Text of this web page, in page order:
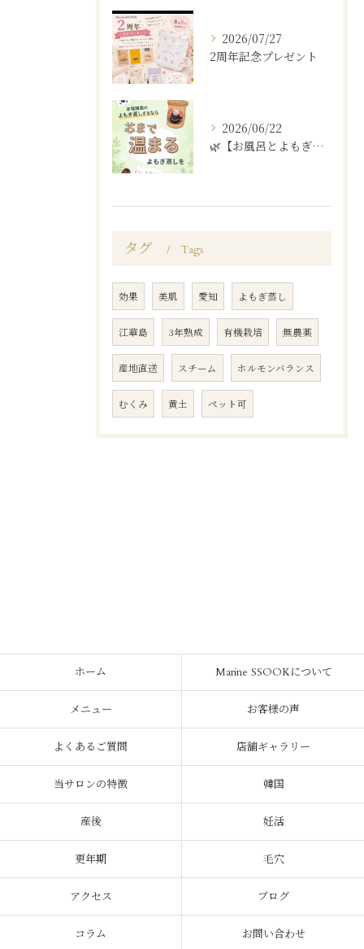
2026/07/27
2周年記念プレゼント
2026/06/22
🌿【お風呂とよもぎ蒸しの違い】🌿
タグ Tags
効果 美肌 愛知 よもぎ蒸し
江華島 3年熟成 有機栽培 無農薬
産地直送 スチーム ホルモンバランス
むくみ 黄土 ペット可
ホーム Marine SSOOKについて
メニュー お客様の声
よくあるご質問 店舗ギャラリー
当サロンの特徴 韓国
産後 妊活
更年期 毛穴
アクセス ブログ
コラム お問い合わせ